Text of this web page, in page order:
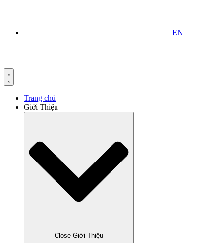
EN
Trang chủ
Giới Thiệu
Close Giới Thiệu